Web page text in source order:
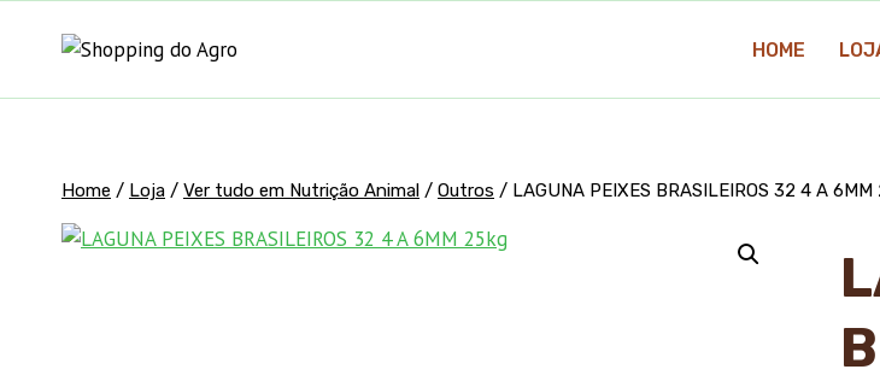
HOME
Home / Loja / Ver tudo em Nutrição Animal / Outros / LAGUNA PEIXES BRASILEIROS 32 4 A 6MM